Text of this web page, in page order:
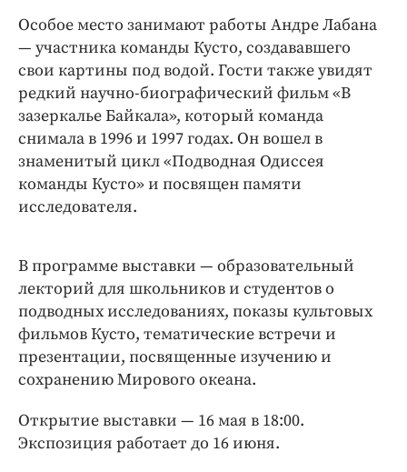
Особое место занимают работы Андре Лабана
— участника команды Кусто, создававшего
свои картины под водой. Гости также увидят
редкий научно-биографический фильм «В
зазеркалье Байкала», который команда
снимала в 1996 и 1997 годах. Он вошел в
знаменитый цикл «Подводная Одиссея
команды Кусто» и посвящен памяти
исследователя.
В программе выставки — образовательный
лекторий для школьников и студентов о
подводных исследованиях, показы культовых
фильмов Кусто, тематические встречи и
презентации, посвященные изучению и
сохранению Мирового океана.
Открытие выставки — 16 мая в 18:00.
Экспозиция работает до 16 июня.